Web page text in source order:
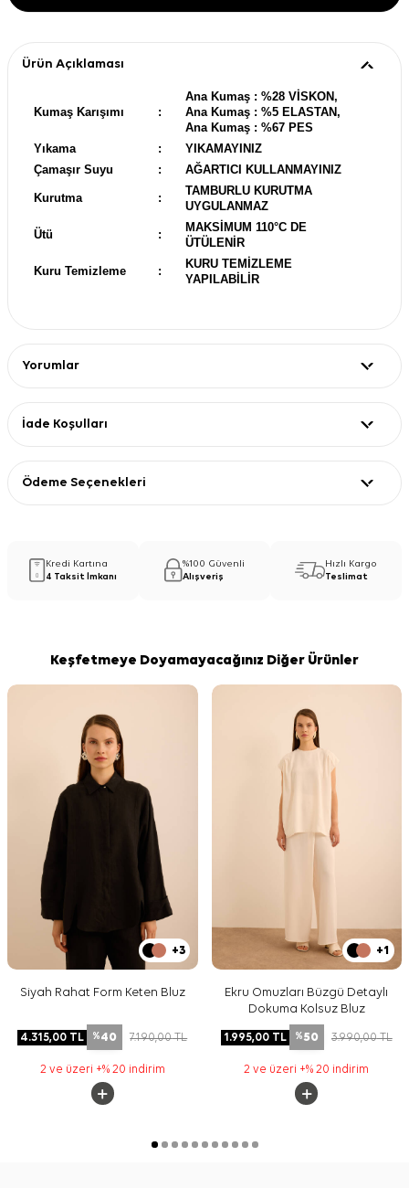
Ürün Açıklaması
Kumaş Karışımı :
Ana Kumaş : %28 VİSKON,
Ana Kumaş : %5 ELASTAN,
Ana Kumaş : %67 PES
Yıkama
:
YIKAMAYINIZ
Çamaşır Suyu
: AĞARTICI KULLANMAYINIZ
Kurutma :
TAMBURLU KURUTMA
UYGULANMAZ
Ütü :
MAKSİMUM 110°C DE
ÜTÜLENİR
Kuru Temizleme :
KURU TEMİZLEME
YAPILABİLİR
Yorumlar
İade Koşulları
Ödeme Seçenekleri
Kredi Kartına
4 Taksit İmkanı
%100 Güvenli
Alışveriş
Hızlı Kargo
Teslimat
Keşfetmeye Doyamayacağınız Diğer Ürünler
+3
Siyah Rahat Form Keten Bluz
4.315,00 TL %40 7.190,00TL
2 ve üzeri +% 20 indirim
+1
Ekru Omuzları Büzgü Detaylı
Dokuma Kolsuz Bluz
1.995,00TL %50 3.990,00TL
2 ve üzeri +% 20 indirim